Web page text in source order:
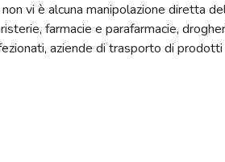
vi è alcuna manipolazione diretta
farmacie e parafarmacie,
aziende di trasporto di